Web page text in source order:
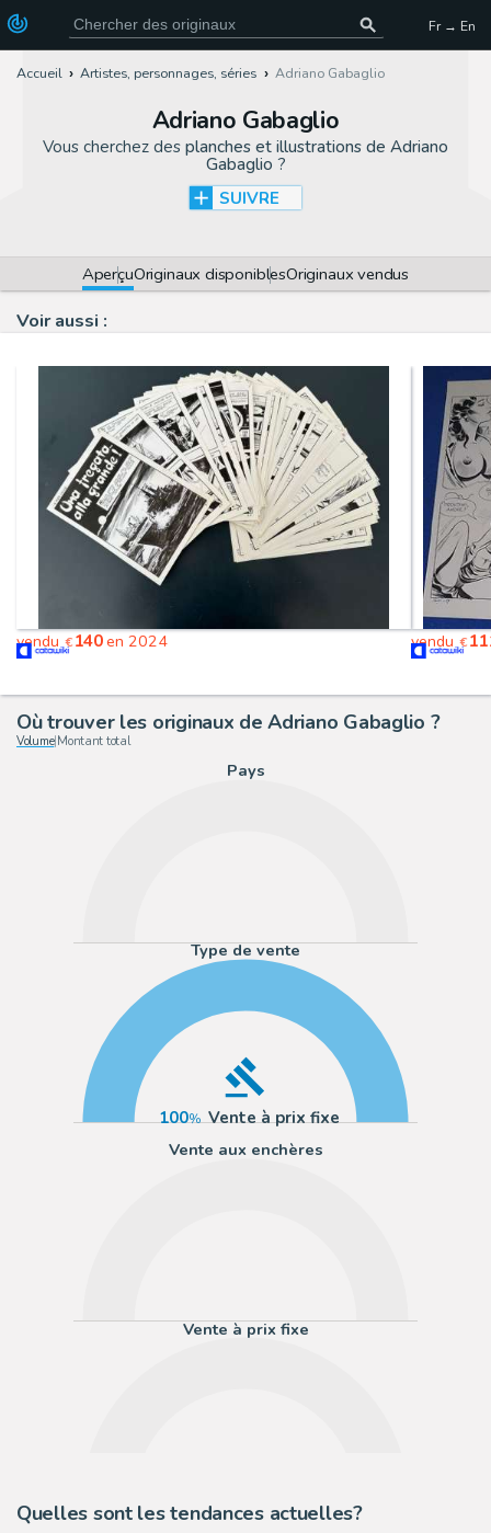
Fr → En
Accueil Artistes, personnages, séries Adriano Gabaglio
Adriano Gabaglio
Vous cherchez des planches et illustrations de Adriano
Gabaglio ?
SUIVRE
AperçuOriginaux disponiblesOriginaux vendus
Voir aussi :
vendu€140en 2024 vendu€
Où trouver les originaux de Adriano Gabaglio ?
Volume| Montant total
Pays
Type de vente
100
Vente à prix fixe
Vente aux enchères
Vente à prix fixe
Quelles sont les tendances actuelles?